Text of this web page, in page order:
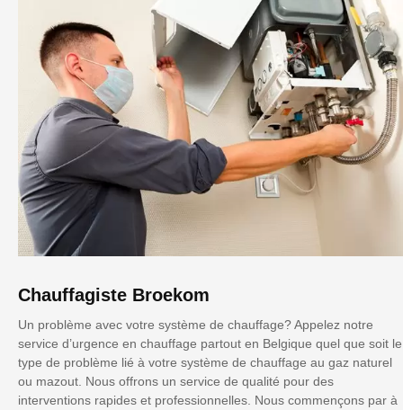
Chauffagiste Broekom
Un problème avec votre système de chauffage? Appelez notre
service d’urgence en chauffage partout en Belgique quel que soit le
type de problème lié à votre système de chauffage au gaz naturel
ou mazout. Nous offrons un service de qualité pour des
interventions rapides et professionnelles. Nous commençons par à